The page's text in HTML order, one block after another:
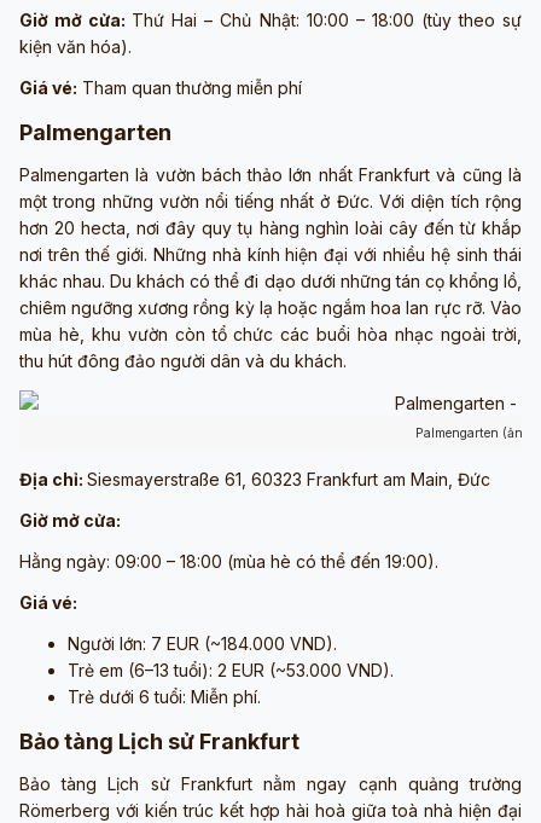
Giờ mở cửa: Thứ Hai – Chủ Nhật: 10:00 – 18:00 (tùy theo sự
kiện văn hóa).
Giá vé: Tham quan thường miễn phí
Palmengarten
Palmengarten là vườn bách thảo lớn nhất Frankfurt và cũng là
một trong những vườn nổi tiếng nhất ở Đức. Với diện tích rộng
hơn 20 hecta, nơi đây quy tụ hàng nghìn loài cây đến từ khắp
nơi trên thế giới. Những nhà kính hiện đại với nhiều hệ sinh thái
khác nhau. Du khách có thể đi dạo dưới những tán cọ khổng lồ,
chiêm ngưỡng xương rồng kỳ lạ hoặc ngắm hoa lan rực rỡ. Vào
mùa hè, khu vườn còn tổ chức các buổi hòa nhạc ngoài trời,
thu hút đông đảo người dân và du khách.
Palmengarten (ảnh
Địa chỉ: Siesmayerstraße 61, 60323 Frankfurt am Main, Đức
Giờ mở cửa:
Hằng ngày: 09:00 – 18:00 (mùa hè có thể đến 19:00).
Giá vé:
Người lớn: 7 EUR (~184.000 VND).
Trẻ em (6–13 tuổi): 2 EUR (~53.000 VND).
Trẻ dưới 6 tuổi: Miễn phí.
Bảo tàng Lịch sử Frankfurt
Bảo tàng Lịch sử Frankfurt nằm ngay cạnh quảng trường
Römerberg với kiến trúc kết hợp hài hoà giữa toà nhà hiện đại